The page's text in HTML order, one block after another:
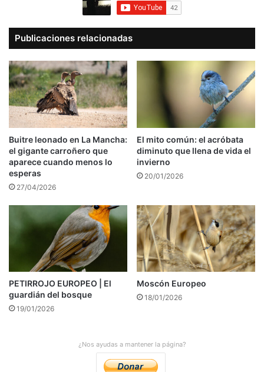
Publicaciones relacionadas
Buitre leonado en La Mancha:
el gigante carroñero que
aparece cuando menos lo
esperas
27/04/2026
El mito común: el acróbata
diminuto que llena de vida el
invierno
20/01/2026
PETIRROJO EUROPEO | El
guardián del bosque
19/01/2026
Moscón Europeo
18/01/2026
¿Nos ayudas a mantener la página?